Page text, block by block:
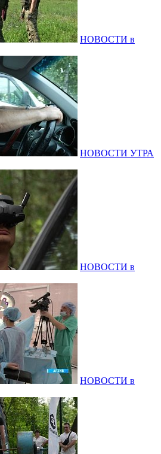
НОВОСТИ в
НОВОСТИ УТРА
НОВОСТИ в
НОВОСТИ в